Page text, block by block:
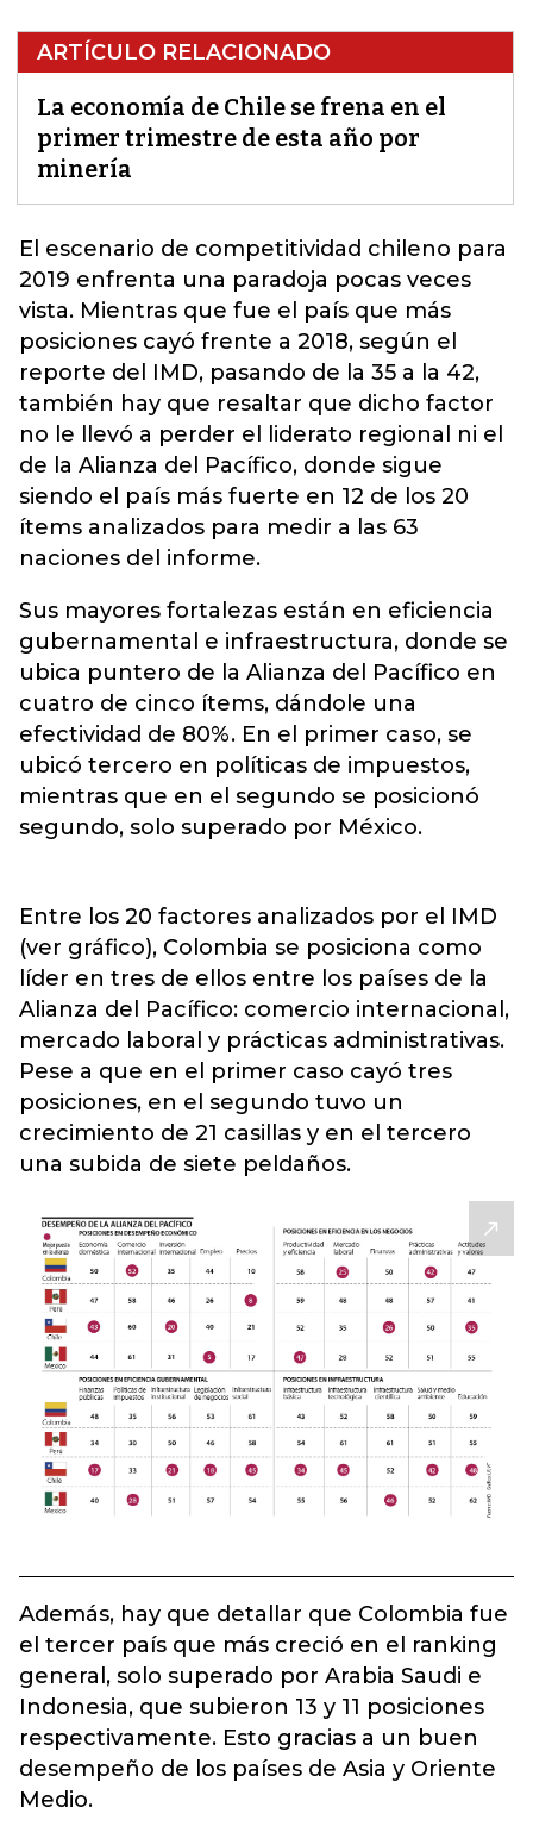
ARTÍCULO RELACIONADO
La economía de Chile se frena en el
primer trimestre de esta año por
minería
El escenario de competitividad chileno para
2019 enfrenta una paradoja pocas veces
vista. Mientras que fue el país que más
posiciones cayó frente a 2018, según el
reporte del IMD, pasando de la 35 a la 42,
también hay que resaltar que dicho factor
no le llevó a perder el liderato regional ni el
de la Alianza del Pacífico, donde sigue
siendo el país más fuerte en 12 de los 20
ítems analizados para medir a las 63
naciones del informe.
Sus mayores fortalezas están en eficiencia
gubernamental e infraestructura, donde se
ubica puntero de la Alianza del Pacífico en
cuatro de cinco ítems, dándole una
efectividad de 80%. En el primer caso, se
ubicó tercero en políticas de impuestos,
mientras que en el segundo se posicionó
segundo, solo superado por México.
Entre los 20 factores analizados por el IMD
(ver gráfico), Colombia se posiciona como
líder en tres de ellos entre los países de la
Alianza del Pacífico: comercio internacional,
mercado laboral y prácticas administrativas.
Pese a que en el primer caso cayó tres
posiciones, en el segundo tuvo un
crecimiento de 21 casillas y en el tercero
una subida de siete peldaños.
Además, hay que detallar que Colombia fue
el tercer país que más creció en el ranking
general, solo superado por Arabia Saudi e
Indonesia, que subieron 13 y 11 posiciones
respectivamente. Esto gracias a un buen
desempeño de los países de Asia y Oriente
Medio.